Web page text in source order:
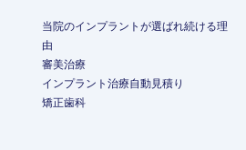
当院のインプラントが選ばれ続ける理
由
審美治療
インプラント治療自動見積り
矯正歯科